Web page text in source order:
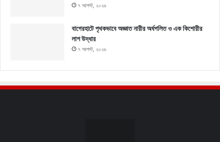
৭ আগস্ট, ২০২৬
বাগেরহাটে পৃথকভাবে অজ্ঞাত নারীর অর্ধগলিত ও এক কিশোরীর
লাশ উদ্ধার
৭ আগস্ট, ২০২৬